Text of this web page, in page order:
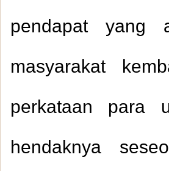
pendapat yang
masyarakat
perkataan para
hendaknya